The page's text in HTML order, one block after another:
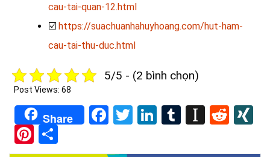
cau-tai-quan-12.html
☑️ https://suachuanhahuyhoang.com/hut-ham-
cau-tai-thu-duc.html
5/5 - (2 bình chọn)
Post Views: 68
Share Facebook
TwitterLinkedIn
Tumblr
Pinterest